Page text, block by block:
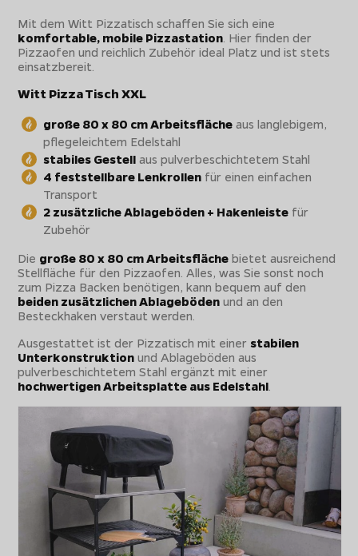
Mit dem Witt Pizzatisch schaffen Sie sich eine
komfortable, mobile Pizzastation . Hier finden der
Pizzaofen und reichlich Zubehör ideal Platz und ist stets
einsatzbereit.
Witt Pizza Tisch XXL
große 80 x 80 cm Arbeitsfläche aus langlebigem,
pflegeleichtem Edelstahl
stabiles Gestell aus pulverbeschichtetem Stahl
4 feststellbare Lenkrollen für einen einfachen
Transport
2 zusätzliche Ablageböden + Hakenleiste für
Zubehör
Die große 80 x 80 cm Arbeitsfläche bietet ausreichend
Stellfläche für den Pizzaofen. Alles, was Sie sonst noch
zum Pizza Backen benötigen, kann bequem auf den
beiden zusätzlichen Ablageböden und an den
Besteckhaken verstaut werden.
Ausgestattet ist der Pizzatisch mit einer stabilen
Unterkonstruktion und Ablageböden aus
pulverbeschichtetem Stahl ergänzt mit einer
hochwertigen Arbeitsplatte aus Edelstahl